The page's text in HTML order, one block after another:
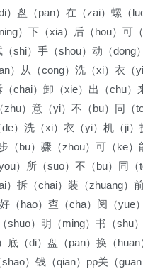
）盘（pan）在（zai）螺（
ning）下（xia）后（hou）可
（shi）手（shou）动（dong
）从（cong）洗（xi）衣（
（chai）卸（xie）出（chu）
zhu）意（yi）不（bu）同（
de）洗（xi）衣（yi）机（ji
（bu）骤（zhou）可（ke）
you）所（suo）不（bu）同
）拆（chai）装（zhuang）
（hao）查（cha）阅（yue
shuo）明（ming）书（shu
底（di）盘（pan）换（
shao）钱（qian）pp关（